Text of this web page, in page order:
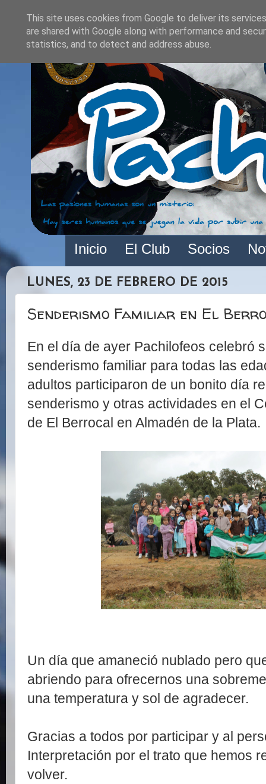
Inicio El Club Socios
LUNES, 23 DE FEBRERO DE 2015
Senderismo Familiar en El
En el día de ayer Pachilofeos celebró
senderismo familiar para todas las
adultos participaron de un bonito día
senderismo y otras actividades en el
de El Berrocal en Almadén de la Plata.
Un día que amaneció nublado pero
abriendo para ofrecernos una
una temperatura y sol de agradecer.
Gracias a todos por participar y al
Interpretación por el trato que hemos
volver.
This site uses cookies from Google to deliver its
are shared with Google along with performance and
statistics, and to detect and address abuse.